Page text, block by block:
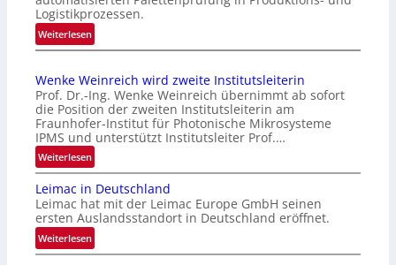
e
R
i
s
k
e
n
ü
r
i
e
C
M
Logistikprozessen.
Weiterlesen:
W
n
g
l
o
r
S
n
s
r
Wenke Weinreich wird zweite Institutsleiterin
Prof. Dr.-Ing. Wenke Weinreich übernimmt ab sofort
die Position der zweiten Institutsleiterin am
Fraunhofer-Institut für Photonische Mikrosysteme
IPMS und unterstützt Institutsleiter Prof.…
Weiterlesen:
W
n
k
e
W
Leimac in Deutschland
Leimac hat mit der Leimac Europe GmbH seinen
ersten Auslandsstandort in Deutschland eröffnet.
Weiterlesen:
L